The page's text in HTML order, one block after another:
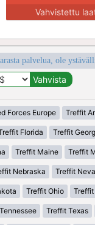
Vahvistettu
palvelua, ole
Forces Europe Treffit
Florida Treffit
Treffit Maine Treffit
Nebraska Treffit
Treffit Ohio Treffit
Treffit Texas